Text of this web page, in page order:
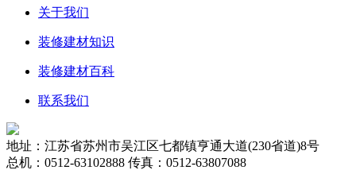
关于我们
装修建材知识
装修建材百科
联系我们
地址：江苏省苏州市吴江区七都镇亨通大道(230省道)8号
总机：0512-63102888 传真：0512-63807088